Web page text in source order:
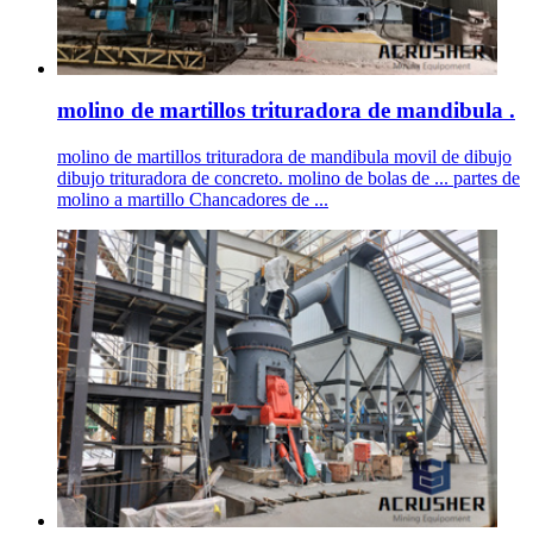
molino de martillos trituradora de mandibula .
molino de martillos trituradora de mandibula movil de dibujo
dibujo trituradora de concreto. molino de bolas de ... partes de
molino a martillo Chancadores de ...